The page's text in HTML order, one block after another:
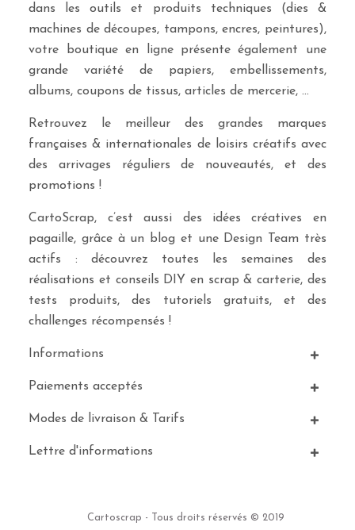
dans les outils et produits techniques (dies &
machines de découpes, tampons, encres, peintures),
votre boutique en ligne présente également une
grande variété de papiers, embellissements,
albums, coupons de tissus, articles de mercerie, …
Retrouvez le meilleur des grandes marques
françaises & internationales de loisirs créatifs avec
des arrivages réguliers de nouveautés, et des
promotions !
CartoScrap, c’est aussi des idées créatives en
pagaille, grâce à un blog et une Design Team très
actifs : découvrez toutes les semaines des
réalisations et conseils DIY en scrap & carterie, des
tests produits, des tutoriels gratuits, et des
challenges récompensés !
Informations
Paiements acceptés
Modes de livraison & Tarifs
Lettre d'informations
Cartoscrap - Tous droits réservés © 2019